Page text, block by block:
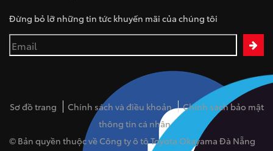
Đừng bỏ lỡ những tin tức khuyến mãi của chúng tôi
Sơ đồ trang Chính sách và điều khoản
Chính sách bảo mật
thông tin cá nhân
© Bản quyền thuộc về Công ty ô tô Toyota Okayama Đà Nẵng